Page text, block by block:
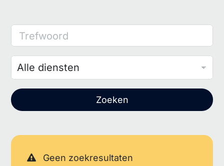
Trefwoord
Zoeken
Geen zoekresultaten